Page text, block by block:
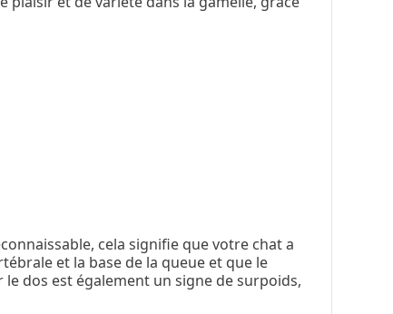
cela signifie que votre chat a
et la base de la queue et que le
le dos est également un signe de surpoids,